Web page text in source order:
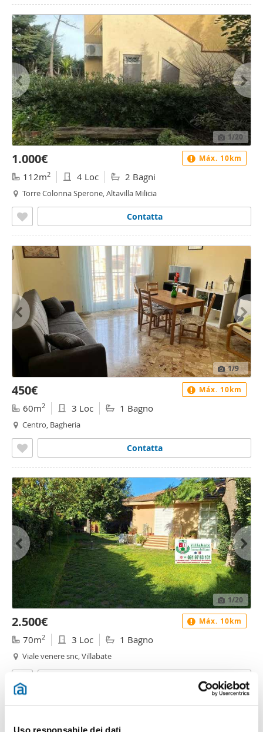
Uso responsabile dei dati
1/20
1.000€
112m2 4 Loc 2 Bagni
Torre Colonna Sperone, Altavilla Milicia
Contatta
Máx. 10km
1/9
450€
60m2 3 Loc 1 Bagno
Centro, Bagheria
Contatta
Máx. 10km
1/20
2.500€
70m2 3 Loc 1 Bagno
Viale venere snc, Villabate
Máx. 10km